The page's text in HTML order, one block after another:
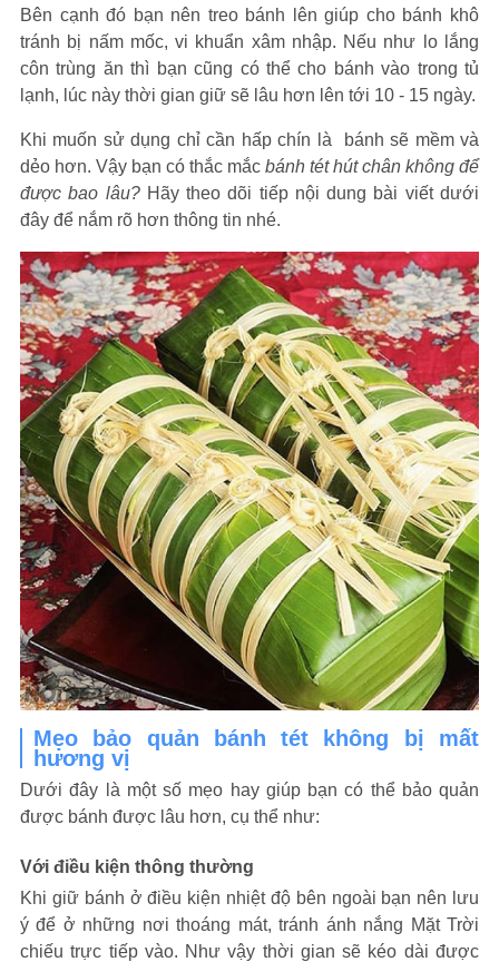
Bên cạnh đó bạn nên treo bánh lên giúp cho bánh khô
tránh bị nấm mốc, vi khuẩn xâm nhập. Nếu như lo lắng
côn trùng ăn thì bạn cũng có thể cho bánh vào trong tủ
lạnh, lúc này thời gian giữ sẽ lâu hơn lên tới 10 - 15 ngày.
Khi muốn sử dụng chỉ cần hấp chín là bánh sẽ mềm và
dẻo hơn. Vậy bạn có thắc mắc bánh tét hút chân không để
được bao lâu?Hãy theo dõi tiếp nội dung bài viết dưới
đây để nắm rõ hơn thông tin nhé.
Mẹo bảo quản bánh tét không bị mất
hương vị
Dưới đây là một số mẹo hay giúp bạn có thể bảo quản
được bánh được lâu hơn, cụ thể như:
Với điều kiện thông thường
Khi giữ bánh ở điều kiện nhiệt độ bên ngoài bạn nên lưu
ý để ở những nơi thoáng mát, tránh ánh nắng Mặt Trời
chiếu trực tiếp vào. Như vậy thời gian sẽ kéo dài được